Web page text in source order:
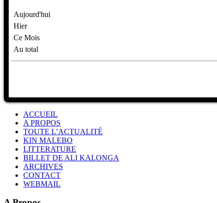
Aujourd'hui
Hier
Ce Mois
Au total
ACCUEIL
A PROPOS
TOUTE L’ACTUALITÉ
KIN MALEBO
LITTERATURE
BILLET DE ALI KALONGA
ARCHIVES
CONTACT
WEBMAIL